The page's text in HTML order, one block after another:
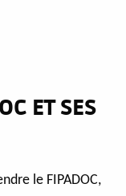
ET SES
le FIPADOC,